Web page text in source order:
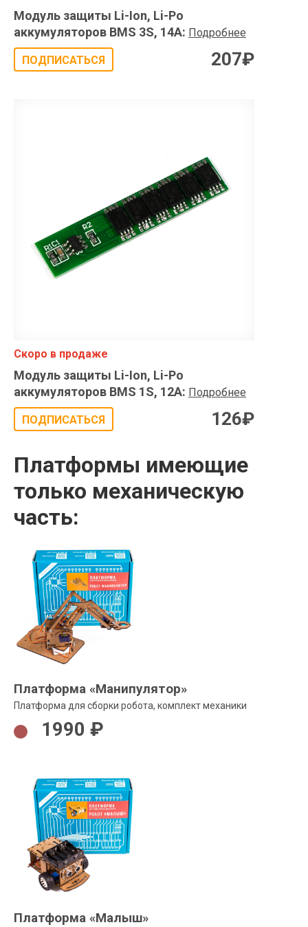
Модуль защиты Li-Ion, Li-Po
аккумуляторов BMS 3S, 14A: Подробнее
ПОДПИСАТЬСЯ 207₽
Скоро в продаже
Модуль защиты Li-Ion, Li-Po
аккумуляторов BMS 1S, 12A: Подробнее
ПОДПИСАТЬСЯ 126₽
Платформы имеющие
только механическую
часть:
Платформа «Манипулятор»
Платформа для сборки робота, комплект механики
1990 ₽
Платформа «Малыш»